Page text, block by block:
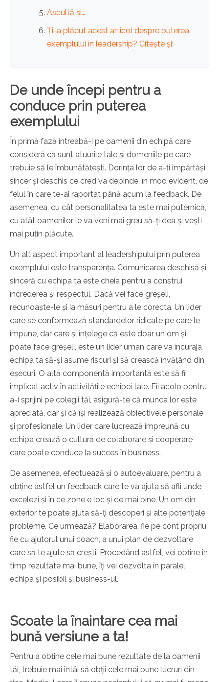
Ascultă și…
Ți-a plăcut acest articol despre puterea
exemplului în leadership? Citește și:
De unde începi pentru a
conduce prin puterea
exemplului
În primă fază întreabă-i pe oamenii din echipă care
consideră că sunt atuurile tale și domeniile pe care
trebuie să le îmbunătățești. Dorința lor de a-ți împărtăși
sincer și deschis ce cred va depinde, în mod evident, de
felul în care te-ai raportat până acum la feedback. De
asemenea, cu cât personalitatea ta este mai puternică,
cu atât oamenilor le va veni mai greu să-ți dea și vești
mai puțin plăcute.
Un alt aspect important al leadershipului prin puterea
exemplului este transparența. Comunicarea deschisă și
sinceră cu echipa ta este cheia pentru a construi
încrederea și respectul. Dacă vei face greșeli,
recunoaște-le și ia măsuri pentru a le corecta. Un lider
care se conformează standardelor ridicate pe care le
impune, dar care și înțelege că este doar un om și
poate face greșeli, este un lider uman care va încuraja
echipa ta să-și asume riscuri și să crească învățând din
eșecuri. O altă componentă importantă este să fii
implicat activ în activitățile echipei tale. Fii acolo pentru
a-i sprijini pe colegii tăi, asigură-te că munca lor este
apreciată, dar și că își realizează obiectivele personale
și profesionale. Un lider care lucrează împreună cu
echipa crează o cultură de colaborare și cooperare
care poate conduce la succes în business.
De asemenea, efectuează și o autoevaluare, pentru a
obține astfel un feedback care te va ajuta să afli unde
excelezi și în ce zone e loc și de mai bine. Un om din
exterior te poate ajuta să-ți descoperi și alte potențiale
probleme. Ce urmează? Elaborarea, fie pe cont propriu,
fie cu ajutorul unui coach, a unui plan de dezvoltare
care să te ajute să crești. Procedând astfel, vei obține în
timp rezultate mai bune, îți vei dezvolta în paralel
echipa și posibil și business-ul.
Scoate la înaintare cea mai
bună versiune a ta!
Pentru a obține cele mai bune rezultate de la oamenii
tăi, trebuie mai întâi să obții cele mai bune lucruri din